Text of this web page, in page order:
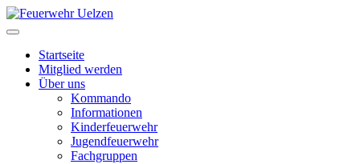
Startseite
Mitglied werden
Über uns
Kommando
Informationen
Kinderfeuerwehr
Jugendfeuerwehr
Fachgruppen